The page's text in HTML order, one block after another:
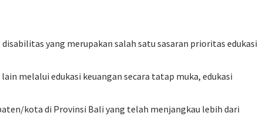
yang merupakan salah satu sasaran prioritas edukasi
melalui edukasi keuangan secara tatap muka, edukasi
kota di Provinsi Bali yang telah menjangkau lebih dari